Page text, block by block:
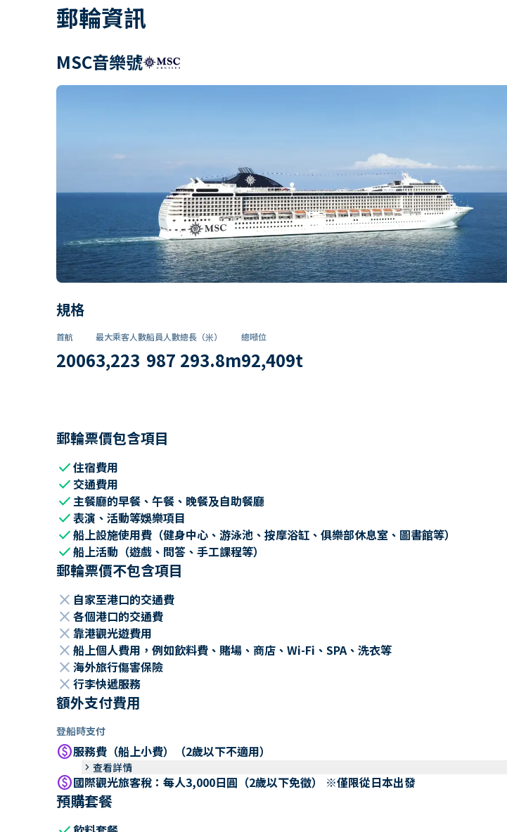
郵輪資訊
MSC音樂號
規格
首航
2006
最大乘客人數
3,223
船員人數
987
總長（米）
293.8m
總噸位
92,409t
郵輪票價包含項目
check住宿費用
check 交通費用
check主餐廳的早餐、午餐、晚餐及自助餐廳
check表演、活動等娛樂項目
check船上設施使用費（健身中心、游泳池、按摩浴缸、俱樂部休息室、圖書館等）
check船上活動（遊戲、問答、手工課程等）
郵輪票價不包含項目
close 自家至港口的交通費
close 各個港口的交通費
close 靠港觀光遊費用
close 船上個人費用，例如飲料費、賭場、商店、Wi-Fi、SPA、洗衣等
close 海外旅行傷害保險
close 行李快遞服務
額外支付費用
登船時支付
paid服務費（船上小費）（2歲以下不適用）
keyboard_arrow_right 查看詳情
paid國際觀光旅客稅：每人3,000日圓（2歲以下免徵） ※僅限從日本出發
預購套餐